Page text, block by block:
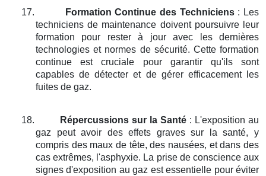
17. Formation Continue des Techniciens: Les
techniciens de maintenance doivent poursuivre leur
formation pour rester à jour avec les dernières
technologies et normes de sécurité. Cette formation
continue est cruciale pour garantir qu'ils sont
capables de détecter et de gérer efficacement les
fuites de gaz.
18. Répercussions sur la Santé: L'exposition au
gaz peut avoir des effets graves sur la santé, y
compris des maux de tête, des nausées, et dans des
cas extrêmes, l'asphyxie. La prise de conscience aux
signes d'exposition au gaz est essentielle pour éviter